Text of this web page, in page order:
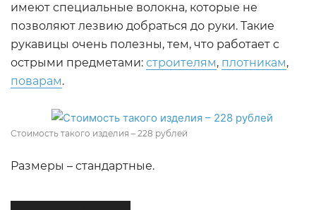
имеют специальные волокна, которые не
позволяют лезвию добраться до руки. Такие
рукавицы очень полезны, тем, что работает с
острыми предметами: строителям, плотникам,
поварам.
Стоимость такого изделия – 228 рублей
Размеры – стандартные.